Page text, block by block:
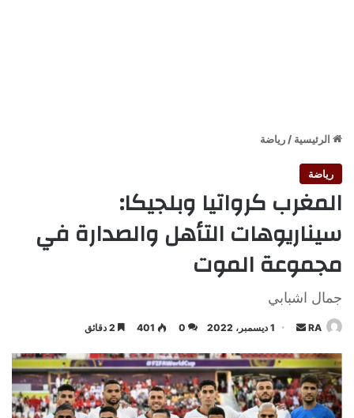
الرئيسية / رياضة
رياضة
المغرب كرواتيا وبلجيكا:
سيناريوهات التأهل والصدارة في
مجموعة الموت
جمال اشبابي
RA
أرسل
إلكترونيا
1 ديسمبر، 2022 0
401